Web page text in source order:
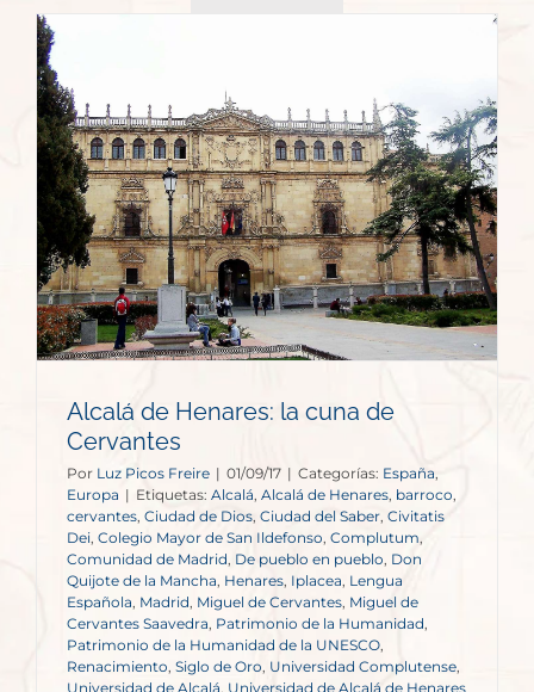
Alcalá de Henares: la cuna de
Cervantes
Por Luz Picos Freire | 01/09/17 | Categorías: España,
Europa | Etiquetas: Alcalá Alcalá de Henares, barroco
cervantes Ciudad de Dios, Ciudad del Saber Civitatis
Dei Colegio Mayor de San Ildefonso Complutum,
Comunidad de Madrid, De pueblo en pueblo Don
Quijote de la Mancha Henares, Iplacea Lengua
Española, Madrid Miguel de Cervantes Miguel de
Cervantes Saavedra, Patrimonio de la Humanidad,
Patrimonio de la Humanidad de la UNESCO
Renacimiento, Siglo de Oro Universidad Complutense,
Universidad de Alcalá, Universidad de Alcalá de Henares